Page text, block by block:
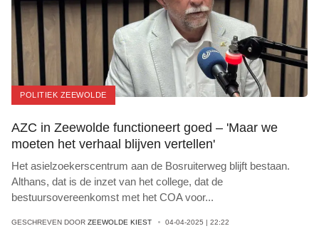
POLITIEK ZEEWOLDE
AZC in Zeewolde functioneert goed – 'Maar we
moeten het verhaal blijven vertellen'
Het asielzoekerscentrum aan de Bosruiterweg blijft bestaan.
Althans, dat is de inzet van het college, dat de
bestuursovereenkomst met het COA voor...
GESCHREVEN DOOR ZEEWOLDE KIEST 04-04-2025 | 22:22